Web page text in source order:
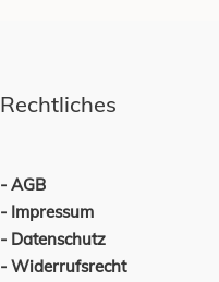
Rechtliches
AGB
Impressum
Datenschutz
Widerrufsrecht